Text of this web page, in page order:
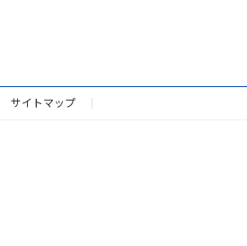
サイトマップ